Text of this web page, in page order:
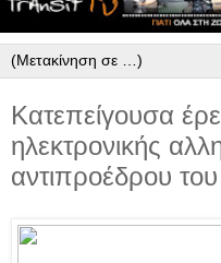
Κατεπείγουσα
ηλεκτρονικής
αντιπροέδρου